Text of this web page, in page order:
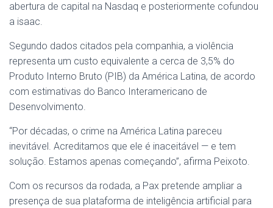
abertura de capital na Nasdaq e posteriormente cofundou
a isaac.
Segundo dados citados pela companhia, a violência
representa um custo equivalente a cerca de 3,5% do
Produto Interno Bruto (PIB) da América Latina, de acordo
com estimativas do Banco Interamericano de
Desenvolvimento.
“Por décadas, o crime na América Latina pareceu
inevitável. Acreditamos que ele é inaceitável — e tem
solução. Estamos apenas começando”, afirma Peixoto.
Com os recursos da rodada, a Pax pretende ampliar a
presença de sua plataforma de inteligência artificial para